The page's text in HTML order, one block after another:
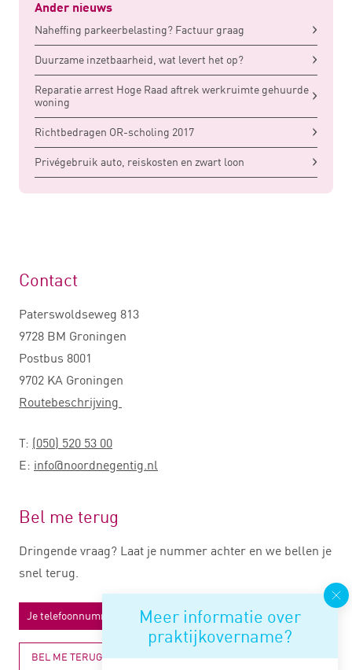
Ander nieuws
Naheffing parkeerbelasting? Factuur graag
Duurzame inzetbaarheid, wat levert het op?
Reparatie arrest Hoge Raad aftrek werkruimte gehuurde
woning
Richtbedragen OR-scholing 2017
Privégebruik auto, reiskosten en zwart loon
Meer informatie over
praktijkovername?
Contact
Paterswoldseweg 813
9728 BM Groningen
Postbus 8001
9702 KA Groningen
Routebeschrijving
T: (050) 520 53 00
E: info@noordnegentig.nl
Bel me terug
Dringende vraag? Laat je nummer achter en we bellen je
snel terug.
BEL ME TERUG